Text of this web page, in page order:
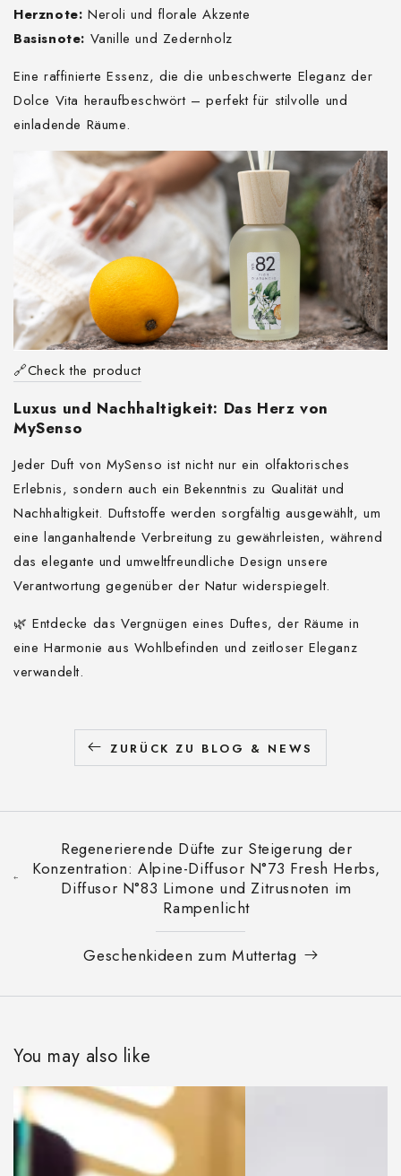
Herznote: Neroli und florale Akzente
Basisnote: Vanille und Zedernholz
Eine raffinierte Essenz, die die unbeschwerte Eleganz der
Dolce Vita heraufbeschwört – perfekt für stilvolle und
einladende Räume.
🔗Check the product
Luxus und Nachhaltigkeit: Das Herz von
MySenso
Jeder Duft von MySenso ist nicht nur ein olfaktorisches
Erlebnis, sondern auch ein Bekenntnis zu Qualität und
Nachhaltigkeit. Duftstoffe werden sorgfältig ausgewählt, um
eine langanhaltende Verbreitung zu gewährleisten, während
das elegante und umweltfreundliche Design unsere
Verantwortung gegenüber der Natur widerspiegelt.
🌿 Entdecke das Vergnügen eines Duftes, der Räume in
eine Harmonie aus Wohlbefinden und zeitloser Eleganz
verwandelt.
ZURÜCK ZU BLOG & NEWS
Regenerierende Düfte zur Steigerung der
Konzentration: Alpine-Diffusor N°73 Fresh Herbs,
Diffusor N°83 Limone und Zitrusnoten im
Rampenlicht
Geschenkideen zum Muttertag
You may also like